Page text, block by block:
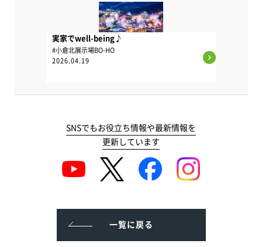
#小倉北展示場BO-HO
実家でwell-being♪
2026.04.19
SNSでもお役立ち情報や最新情報を
更新しています
一覧に戻る